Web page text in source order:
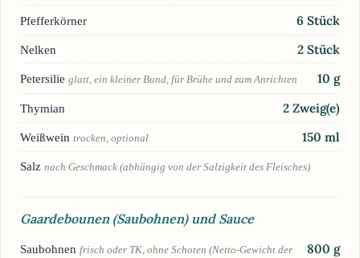
Pfefferkörner 6 Stück
Nelken 2 Stück
Petersilie glatt, ein kleiner Bund, für Brühe und zum Anrichten 10 g
Thymian 2 Zweig(e)
Weißwein trocken, optional 150 ml
Salz nach Geschmack (abhängig von der Salzigkeit des Fleisches)
Gaardebounen (Saubohnen) und Sauce
Saubohnen frisch oder TK, ohne Schoten (Netto-Gewicht der
800 g